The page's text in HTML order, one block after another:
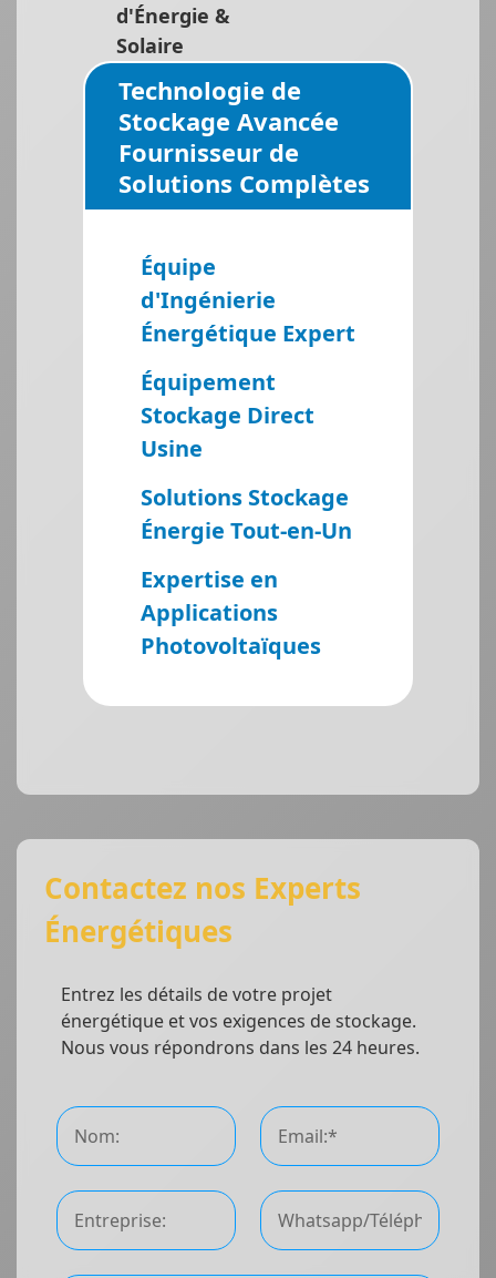
d'Énergie &
Solaire
Technologie de
Stockage Avancée
Fournisseur de
Solutions Complètes
Équipe
d'Ingénierie
Énergétique Expert
Équipement
Stockage Direct
Usine
Solutions Stockage
Énergie Tout-en-Un
Expertise en
Applications
Photovoltaïques
Contactez nos Experts
Énergétiques
Entrez les détails de votre projet
énergétique et vos exigences de stockage.
Nous vous répondrons dans les 24 heures.